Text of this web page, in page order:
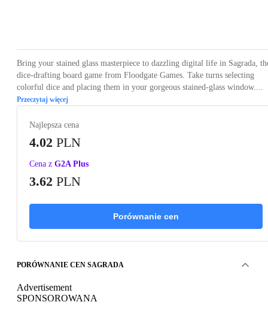
Bring your stained glass masterpiece to dazzling digital life in Sagrada,
dice-drafting board game from Floodgate Games. Take turns selecting
colorful dice and placing them in your gorgeous stained-glass window....
Przeczytaj więcej
Najlepsza cena
4.02 PLN
Cena z G2A Plus
3.62 PLN
Porównanie cen
PORÓWNANIE CEN SAGRADA
Advertisement
SPONSOROWANA